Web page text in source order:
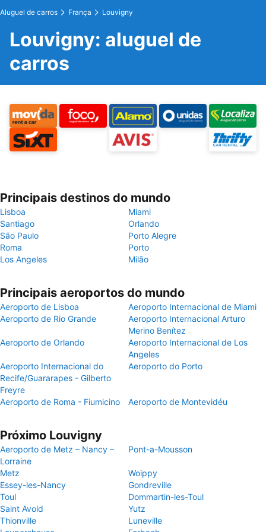
Aluguel de carros França Louvigny
Louvigny: aluguel de
carros
Principais destinos do mundo
Lisboa
Miami
Santiago
Orlando
São Paulo
Porto Alegre
Roma
Porto
Los Angeles
Milão
Principais aeroportos do mundo
Aeroporto de Lisboa
Aeroporto Internacional de Miami
Aeroporto de Rio Grande
Aeroporto Internacional Arturo
Merino Benítez
Aeroporto de Orlando
Aeroporto Internacional de Los
Angeles
Aeroporto Internacional do
Recife/Guararapes - Gilberto
Freyre
Aeroporto do Porto
Aeroporto de Roma - Fiumicino Aeroporto de Montevidéu
Próximo Louvigny
Aeroporto de Metz – Nancy –
Lorraine
Pont-a-Mousson
Metz
Woippy
Essey-les-Nancy
Gondreville
Toul
Dommartin-les-Toul
Saint Avold
Yutz
Thionville
Luneville